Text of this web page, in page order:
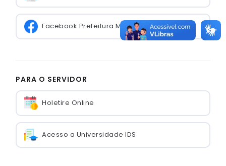
Facebook Prefeitura Municipal
PARA O SERVIDOR
Holetire Online
Acesso a Universidade IDS